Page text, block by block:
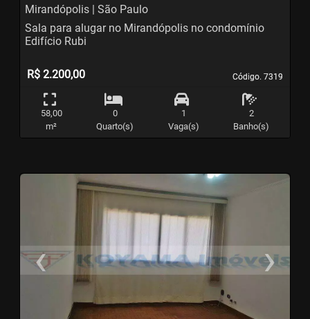
Mirandópolis | São Paulo
Código. 7319
Código. 7319
Sala para alugar no Mirandópolis no condomínio
Edifício Rubi
R$ 2.200,00
58,00
m²
0
Quarto(s)
1
Vaga(s)
2
Banho(s)
‹
Previous
›